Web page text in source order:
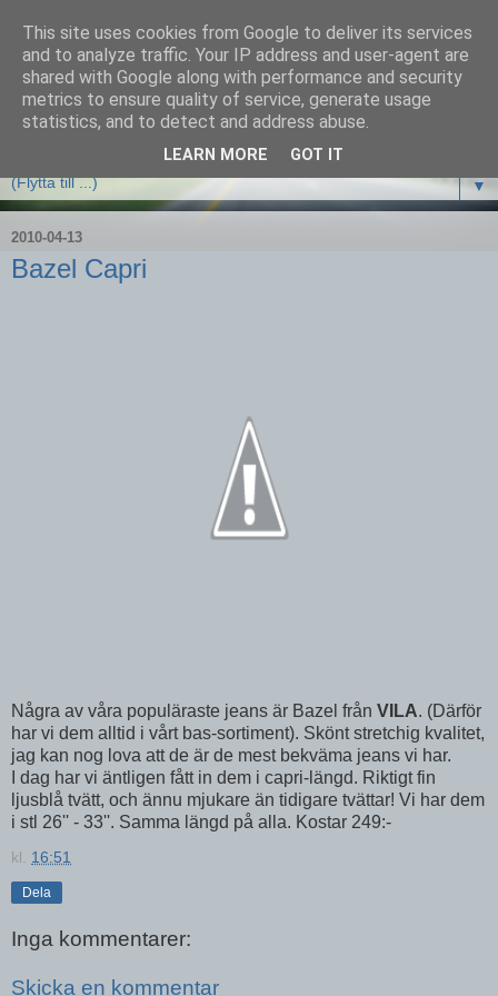
▼
2010-04-13
Bazel Capri
Några av våra populäraste jeans är Bazel från VILA. (Därför
har vi dem alltid i vårt bas-sortiment). Skönt stretchig kvalitet,
jag kan nog lova att de är de mest bekväma jeans vi har.
I dag har vi äntligen fått in dem i capri-längd. Riktigt fin
ljusblå tvätt, och ännu mjukare än tidigare tvättar! Vi har dem
i stl 26'' - 33''. Samma längd på alla. Kostar 249:-
kl. 16:51
Dela
Inga kommentarer:
Skicka en kommentar
This site uses cookies from Google to deliver its services
and to analyze traffic. Your IP address and user-agent are
shared with Google along with performance and security
metrics to ensure quality of service, generate usage
statistics, and to detect and address abuse.
LEARN MORE GOT IT